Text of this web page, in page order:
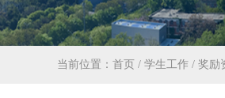
当前位置： 首页 / 学生工作 / 奖励